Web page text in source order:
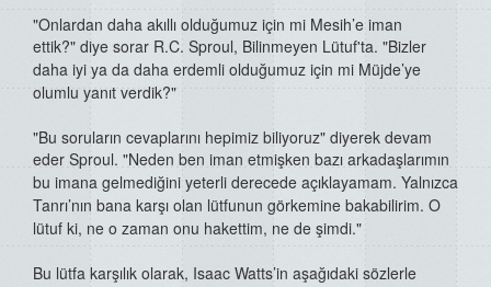
"Onlardan daha akıllı olduğumuz için mi Mesih’e iman
ettik?" diye sorar R.C. Sproul, Bilinmeyen Lütuf'ta. "Bizler
daha iyi ya da daha erdemli olduğumuz için mi Müjde’ye
olumlu yanıt verdik?"
"Bu soruların cevaplarını hepimiz biliyoruz" diyerek devam
eder Sproul. "Neden ben iman etmişken bazı arkadaşlarımın
bu imana gelmediğini yeterli derecede açıklayamam. Yalnızca
Tanrı’nın bana karşı olan lütfunun görkemine bakabilirim. O
lütuf ki, ne o zaman onu hakettim, ne de şimdi."
Bu lütfa karşılık olarak, Isaac Watts’in aşağıdaki sözlerle